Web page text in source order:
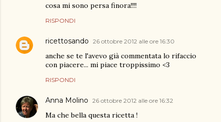
cosa mi sono persa finora!!!!
RISPONDI
ricettosando 26 ottobre 2012 alle ore 16:30
anche se te l'avevo già commentata lo rifaccio
con piacere... mi piace troppissimo <3
RISPONDI
Anna Molino 26 ottobre 2012 alle ore 16:32
Ma che bella questa ricetta !